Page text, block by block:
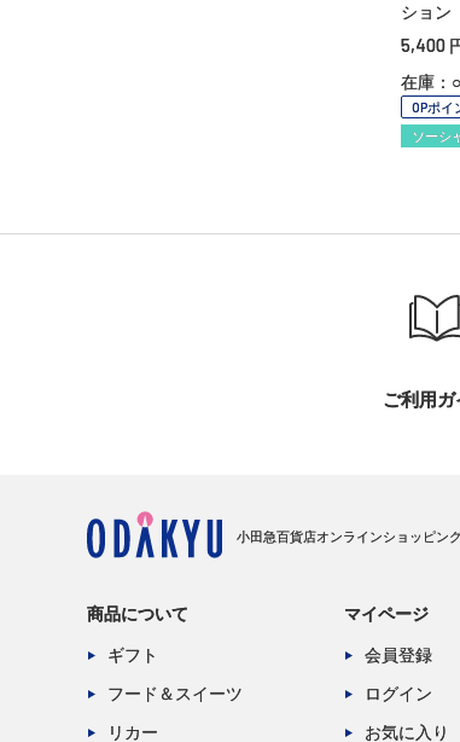
ショ
5,400
在庫：○
OPポイ
ソーシ
ご利用ガ
小田急百貨店オンラインショッピン
商品について
ギフト
フード＆スイーツ
リカー
マイページ
会員登録
ログイン
お気に入り